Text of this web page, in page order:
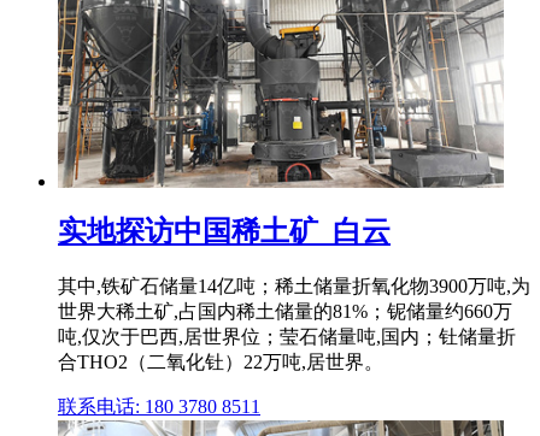
实地探访中国稀土矿_白云
其中,铁矿石储量14亿吨；稀土储量折氧化物3900万吨,为
世界大稀土矿,占国内稀土储量的81%；铌储量约660万
吨,仅次于巴西,居世界位；莹石储量吨,国内；钍储量折
合THO2（二氧化钍）22万吨,居世界。
联系电话: 180 3780 8511